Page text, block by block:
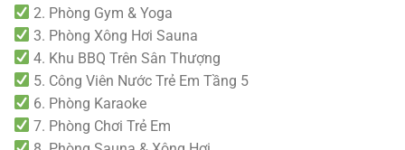
2. Phòng Gym & Yoga
3. Phòng Xông Hơi Sauna
4. Khu BBQ Trên Sân Thượng
5. Công Viên Nước Trẻ Em Tầng 5
6. Phòng Karaoke
7. Phòng Chơi Trẻ Em